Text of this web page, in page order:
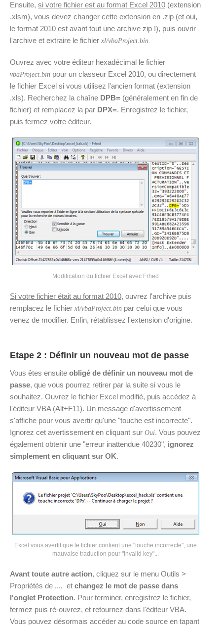
Ensuite, si votre fichier est au format Excel 2010 (extension
.xlsm), vous devez changer cette extension en .zip (et oui,
le format 2010 est avant tout une archive zip !), puis ouvrir
l'archive et extraire le fichier xl/vbaProject.bin.
Ouvrez avec votre éditeur hexadécimal le fichier
vbaProject.bin pour un classeur Excel 2010, ou directement
le fichier Excel si vous utilisez l'ancien format (extension
.xls). Recherchez la chaîne DPB= (généralement en fin de
fichier) et remplacez la par DPX=. Enregistrez le fichier,
puis fermez votre éditeur.
Modification du fichier Excel avec Frhed
Si votre fichier était au format 2010, ouvrez l'archive puis
remplacez le fichier xl/vbaProject.bin par celui que vous
venez de modifier. Enfin, rétablissez l'extension d'origine.
Etape 2 : Définir un nouveau mot de passe
Vous êtes ensuite obligé de définir un nouveau mot de
passe, que vous pourrez retirer par la suite si vous le
souhaitez. Ouvrez le fichier Excel modifié, puis accédez à
l'éditeur VBA (Alt+F11). Un message d'avertissement
s'affiche pour vous avertir qu'une "touche est incorrecte".
Ignorez cet avertissement en cliquant sur Oui. Vous pouvez
également obtenir une "erreur inattendue 40230", ignorez
simplement en cliquant sur OK.
Excel vous avertit que le fichier contient une "touche incorrecte", une
mauvaise traduction pour "invalid key"...
Avant toute autre action, cliquez sur le menu Outils >
Propriétés de ..., et changez le mot de passe dans
l'onglet Protection. Pour terminer, enregistrez le fichier,
fermez puis ré-ouvrez, et retournez dans l'éditeur VBA.
Vous pouvez désormais accéder au code source en tapant